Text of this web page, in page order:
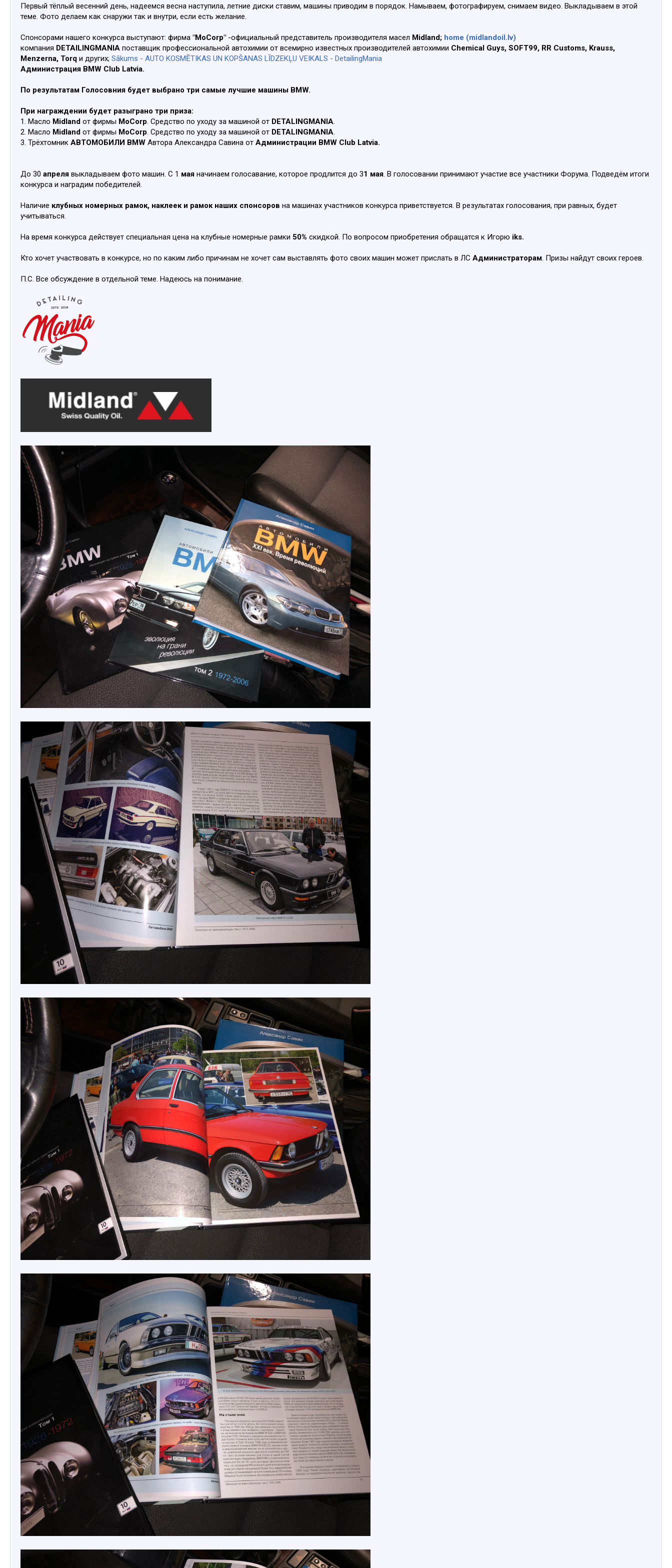
Первый тёплый весенний день, надеемся весна наступила, летние диски ставим, машины приводим в порядок. Намываем, фотографируем, снимаем видео. Выкладываем в этой
теме. Фото делаем как снаружи так и внутри, если есть желание.
Спонсорами нашего конкурса выступают: фирма "MoCorp" -официальный представитель производителя масел Midland; home (midlandoil.lv)
компания DETAILINGMANIA поставщик профессиональной автохимии от всемирно известных производителей автохимии Chemical Guys, SOFT99, RR Customs, Krauss,
Menzerna, Torq и других; Sākums - AUTO KOSMĒTIKAS UN KOPŠANAS LĪDZEKĻU VEIKALS - DetailingMania
Администрация BMW Club Latvia.
По результатам Голосовния будет выбрано три самые лучшие машины BMW.
При награждении будет разыграно три приза:
1. Масло Midland от фирмы MoCorp. Средство по уходу за машиной от DETALINGMANIA.
2. Масло Midland от фирмы MoCorp. Средство по уходу за машиной от DETALINGMANIA.
3. Трёхтомник АВТОМОБИЛИ BMW Автора Александра Савина от Администрации BMW Club Latvia.
До 30 апреля выкладываем фото машин. С 1 мая начинаем голосавание, которое продлится до 31 мая. В голосовании принимают участие все участники Форума. Подведём итоги
конкурса и наградим победителей.
Наличие клубных номерных рамок, наклеек и рамок наших спонсоров на машинах участников конкурса приветствуется. В результатах голосования, при равных, будет
учитываться.
На время конкурса действует специальная цена на клубные номерные рамки 50% скидкой. По вопросом приобретения обращатся к Игорю iks.
Кто хочет участвовать в конкурсе, но по каким либо причинам не хочет сам выставлять фото своих машин может прислать в ЛС Администраторам. Призы найдут своих героев.
П.С. Все обсуждение в отдельной теме. Надеюсь на понимание.